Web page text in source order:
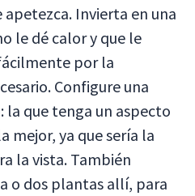
Invierta en una
le dé calor y que le
por la
Configure una
la que tenga un aspecto
mejor, ya que sería la
la vista. También
o dos plantas allí, para